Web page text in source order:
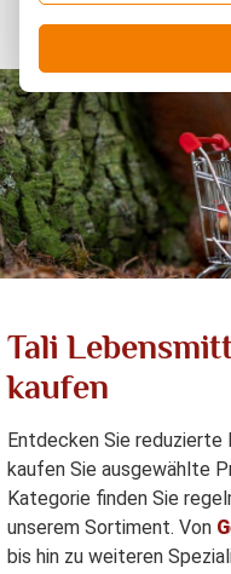
Tali
kaufen
Entdecken Sie
kaufen Sie ausgewählte
Kategorie finden Sie
unserem Sortiment. Von
bis hin zu weiteren